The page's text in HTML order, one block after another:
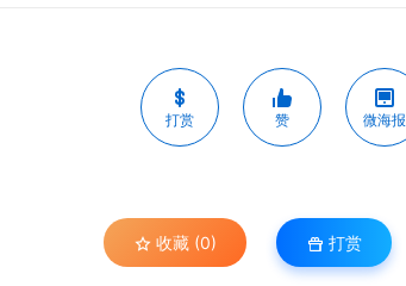
打赏 赞 微海报
收藏 (0) 打赏